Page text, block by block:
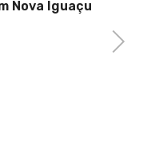
Nova Iguaçu
Next